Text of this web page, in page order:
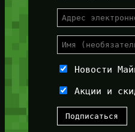
Новости
Акции и